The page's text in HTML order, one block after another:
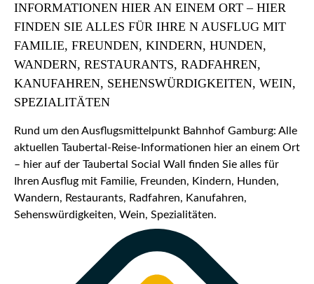
INFORMATIONEN HIER AN EINEM ORT – HIER
FINDEN SIE ALLES FÜR IHRE N AUSFLUG MIT
FAMILIE, FREUNDEN, KINDERN, HUNDEN,
WANDERN, RESTAURANTS, RADFAHREN,
KANUFAHREN, SEHENSWÜRDIGKEITEN, WEIN,
SPEZIALITÄTEN
Rund um den Ausflugsmittelpunkt Bahnhof Gamburg: Alle
aktuellen Taubertal-Reise-Informationen hier an einem Ort
– hier auf der Taubertal Social Wall finden Sie alles für
Ihren Ausflug mit Familie, Freunden, Kindern, Hunden,
Wandern, Restaurants, Radfahren, Kanufahren,
Sehenswürdigkeiten, Wein, Spezialitäten.